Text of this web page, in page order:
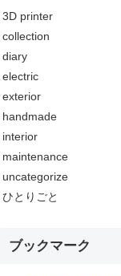
3D printer
collection
diary
electric
exterior
handmade
interior
maintenance
uncategorize
ひとりごと
ブックマーク